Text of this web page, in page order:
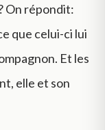
On répondit:
que celui-ci lui
Et les
elle et son